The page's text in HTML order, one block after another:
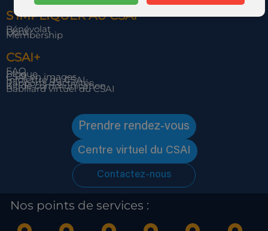
S’IMPLIQUER AU CSAI
Bénévolat
Dons
Membership
CSAI+
FAQ
Blogue
CSAI en images
Infolettre du CSAI
Rapports d’activités
Kit de communication
Babillard virtuel du CSAI
Prendre rendez-vous
Centre virtuel du CSAI
Contactez-nous
Nos points de services :